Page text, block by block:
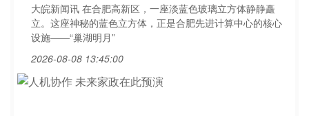
大皖新闻讯 在合肥高新区，一座淡蓝色玻璃立方体静静矗
立。这座神秘的蓝色立方体，正是合肥先进计算中心的核心
设施——“巢湖明月”
2026-08-08 13:45:00